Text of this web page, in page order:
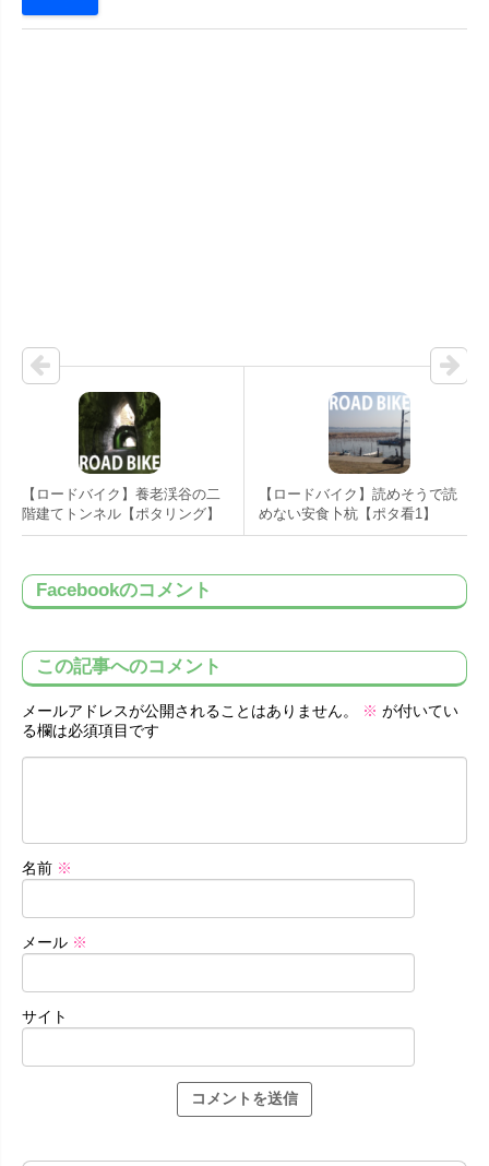
【ロードバイク】養老渓谷の二
階建てトンネル【ポタリング】
【ロードバイク】読めそうで読
めない安食卜杭【ポタ看1】
Facebookのコメント
この記事へのコメント
メールアドレスが公開されることはありません。 ※ が付いてい
る欄は必須項目です
名前 ※
メール ※
サイト